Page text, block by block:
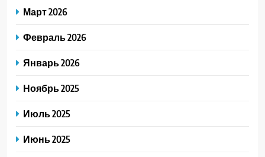
Март 2026
Февраль 2026
Январь 2026
Ноябрь 2025
Июль 2025
Июнь 2025